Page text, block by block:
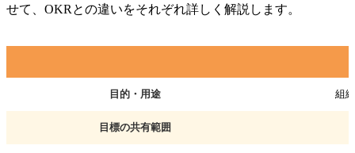
せて、OKRとの違いをそれぞれ詳しく解説します。
目的・用途 組
目標の共有範囲